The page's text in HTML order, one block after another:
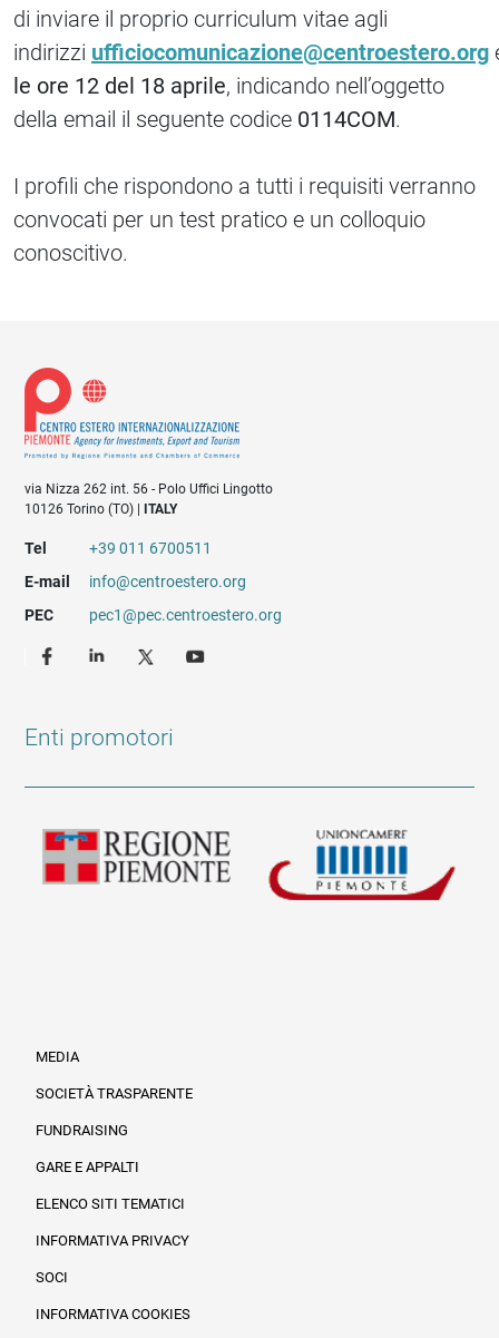
di inviare il proprio curriculum vitae agli
indirizzi ufficiocomunicazione@centroestero.org
le ore 12 del 18 aprile, indicando nell’oggetto
della email il seguente codice 0114COM.
I profili che rispondono a tutti i requisiti verranno
convocati per un test pratico e un colloquio
conoscitivo.
via Nizza 262 int. 56 - Polo Uffici Lingotto
10126 Torino (TO) |
ITALY
Tel
+39 011 6700511
E-mail
info@centroestero.org
PEC
pec1@pec.centroestero.org
Enti promotori
MEDIA
SOCIETÀ TRASPARENTE
FUNDRAISING
GARE E APPALTI
ELENCO SITI TEMATICI
INFORMATIVA PRIVACY
SOCI
INFORMATIVA COOKIES